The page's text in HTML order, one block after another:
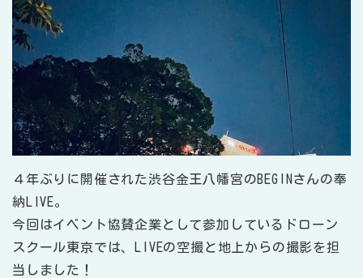
４年ぶりに開催された渋谷金王八幡宮のBEGINさんの奉
納LIVE。
今回はイベント協賛企業として参加しているドローン
スクール東京では、LIVEの空撮と地上からの撮影を担
当しました！